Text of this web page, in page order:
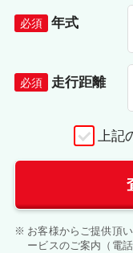
年式
走行距離
上
お客様からご提供頂
ービスのご案内（電